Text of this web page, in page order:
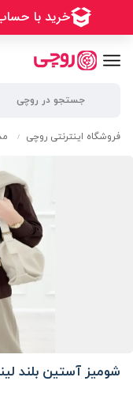
فروشگاه اینترنتی روچی /
شومیز آستین بلند